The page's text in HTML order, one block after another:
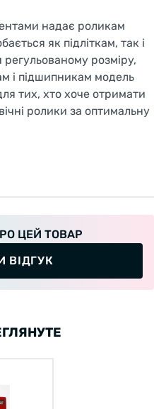
надає роликам
як підліткам, так і
розміру,
і підшипникам модель
тих, хто хоче отримати
ролики за оптимальну
ЦЕЙ ТОВАР
ВІДГУК